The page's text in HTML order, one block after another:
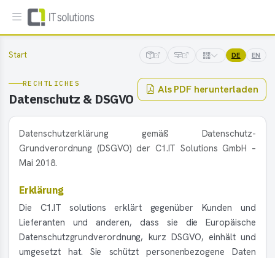
Start DE EN
RECHTLICHES
Datenschutz & DSGVO
Als PDF herunterladen
Datenschutzerklärung gemäß Datenschutz-
Grundverordnung (DSGVO) der C1.IT Solutions GmbH –
Mai 2018.
Erklärung
Die C1.IT solutions erklärt gegenüber Kunden und
Lieferanten und anderen, dass sie die Europäische
Datenschutzgrundverordnung, kurz DSGVO, einhält und
umgesetzt hat. Sie schützt personenbezogene Daten